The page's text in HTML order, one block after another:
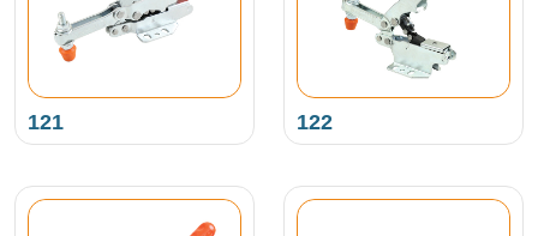
121 122